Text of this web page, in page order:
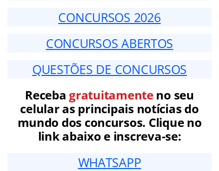
CONCURSOS 2026
CONCURSOS ABERTOS
QUESTÕES DE CONCURSOS
Receba gratuitamenteno seu
celular as principais notícias do
mundo dos concursos. Clique no
link abaixo e inscreva-se:
WHATSAPP